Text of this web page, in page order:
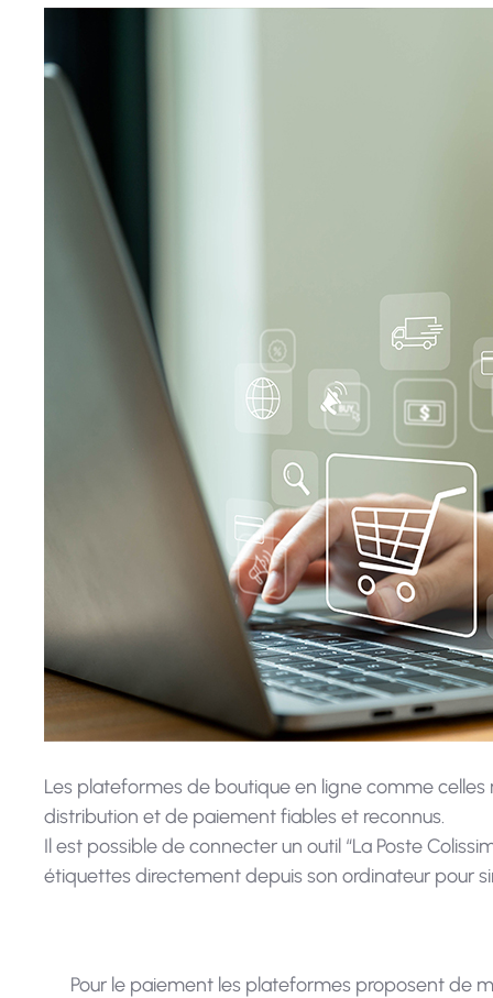
Les plateformes de boutique en ligne comme
distribution et de paiement fiables et reconnus.
Il est possible de connecter un outil “La Poste
étiquettes directement depuis son ordinateur pour
Pour le paiement les plateformes proposent de